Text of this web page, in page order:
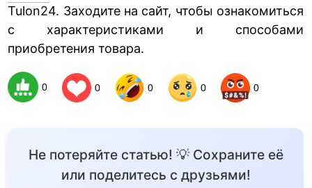
Tulon24. Заходите на сайт, чтобы ознакомиться
с характеристиками и способами
приобретения товара.
0 0 0 0 0
Не потеряйте статью! 💡 Сохраните её
или поделитесь с друзьями!